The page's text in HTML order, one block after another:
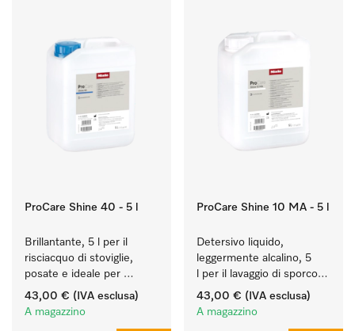
ProCare Shine 40 - 5 l
Brillantante, 5 l per il
risciacquo di stoviglie,
posate e ideale per
bicchieri.
43,00 € (IVA esclusa)
A magazzino
ProCare Shine 10 MA - 5 l
Detersivo liquido,
leggermente alcalino, 5
l per il lavaggio di sporco
leggero su stoviglie,
posate e bicchieri.
43,00 € (IVA esclusa)
A magazzino